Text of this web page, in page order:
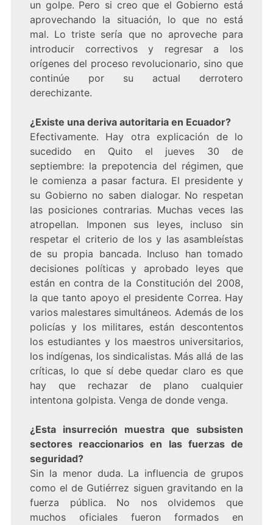
un golpe. Pero si creo que el Gobierno está
aprovechando la situación, lo que no está
mal. Lo triste sería que no aproveche para
introducir correctivos y regresar a los
orígenes del proceso revolucionario, sino que
continúe por su actual derrotero
derechizante.
¿Existe una deriva autoritaria en Ecuador?
Efectivamente. Hay otra explicación de lo
sucedido en Quito el jueves 30 de
septiembre: la prepotencia del régimen, que
le comienza a pasar factura. El presidente y
su Gobierno no saben dialogar. No respetan
las posiciones contrarias. Muchas veces las
atropellan. Imponen sus leyes, incluso sin
respetar el criterio de los y las asambleístas
de su propia bancada. Incluso han tomado
decisiones políticas y aprobado leyes que
están en contra de la Constitución del 2008,
la que tanto apoyo el presidente Correa. Hay
varios malestares simultáneos. Además de los
policías y los militares, están descontentos
los estudiantes y los maestros universitarios,
los indígenas, los sindicalistas. Más allá de las
críticas, lo que sí debe quedar claro es que
hay que rechazar de plano cualquier
intentona golpista. Venga de donde venga.
¿Esta insurreción muestra que subsisten
sectores reaccionarios en las fuerzas de
seguridad?
Sin la menor duda. La influencia de grupos
como el de Gutiérrez siguen gravitando en la
fuerza pública. No nos olvidemos que
muchos oficiales fueron formados en